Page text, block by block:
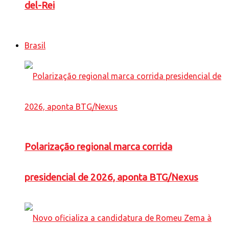
del-Rei
Brasil
Polarização regional marca corrida
presidencial de 2026, aponta BTG/Nexus